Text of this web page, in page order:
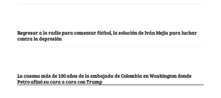
Regresar a la radio para comentar fútbol, la solución de Iván Mejía para luchar
contra la depresión
La casona más de 100 años de la embajada de Colombia en Washington donde
Petro afinó su cara a cara con Trump